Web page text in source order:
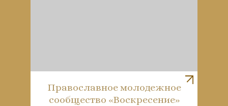
Православное молодежное
сообщество «Воскресение»